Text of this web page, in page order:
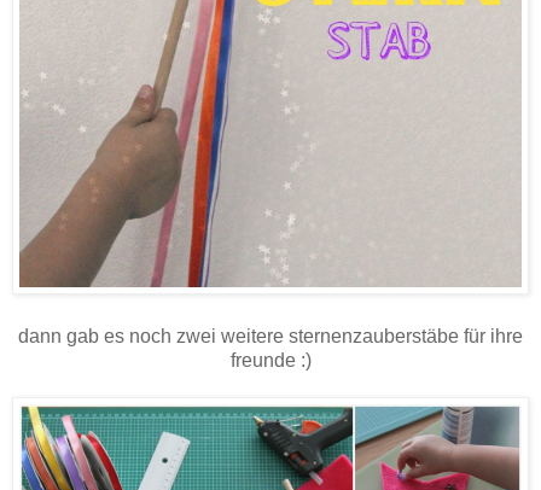
dann gab es noch zwei weitere sternenzauberstäbe für ihre
freunde :)